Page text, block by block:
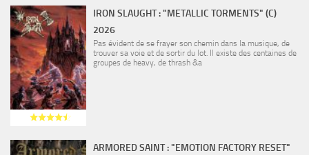
IRON SLAUGHT : "METALLIC TORMENTS" (C)
2026
Pas évident de se frayer son chemin dans la musique, de
trouver sa voie et de sortir du lot. Il existe des centaines de
groupes de heavy, de thrash &a
ARMORED SAINT : "EMOTION FACTORY RESET"